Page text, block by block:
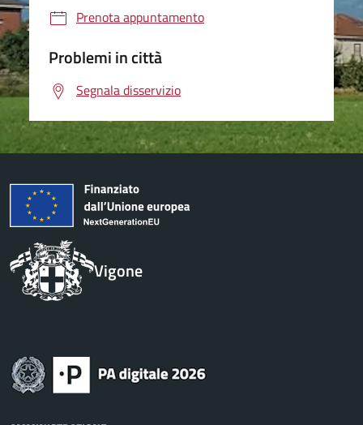
Prenota appuntamento
Problemi in città
Segnala disservizio
Vigone